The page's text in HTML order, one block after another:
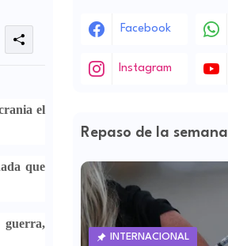
el
que
guerra,
Facebook
Instagram
Repaso de la semana
INTERNACIONAL